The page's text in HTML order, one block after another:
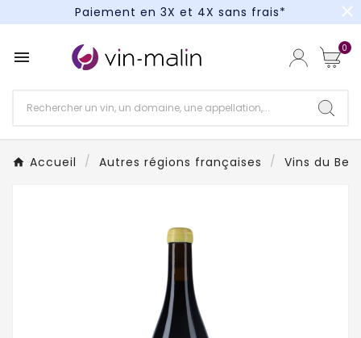
Paiement en 3X et 4X sans frais*
Paiement en 3X et 4X sans frais*
close
 0
Accueil Autres régions françaises Vins du